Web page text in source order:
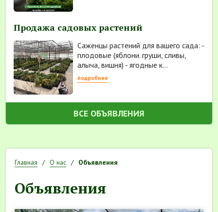
Продажа садовых растений
Саженцы растений для вашего сада: -
плодовые (яблони. груши, сливы,
алыча, вишня) - ягодные к...
подробнее
ВСЕ ОБЪЯВЛЕНИЯ
Главная О нас Объявления
Объявления